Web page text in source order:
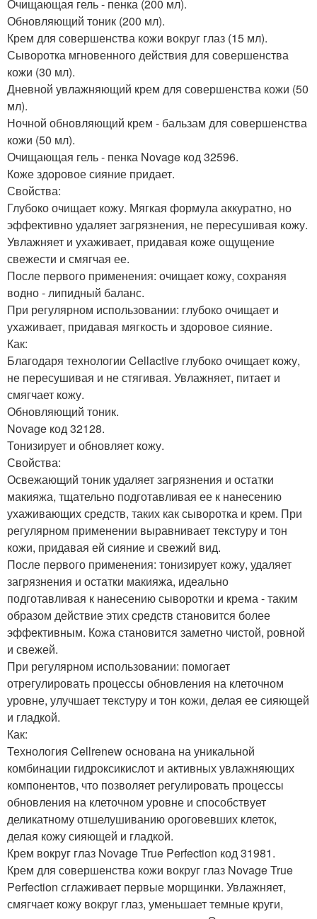
Очищающая гель - пенка (200 мл).
Обновляющий тоник (200 мл).
Крем для совершенства кожи вокруг глаз (15 мл).
Сыворотка мгновенного действия для совершенства
кожи (30 мл).
Дневной увлажняющий крем для совершенства кожи (50
мл).
Ночной обновляющий крем - бальзам для совершенства
кожи (50 мл).
Очищающая гель - пенка Novage код 32596.
Коже здоровое сияние придает.
Свойства:
Глубоко очищает кожу. Мягкая формула аккуратно, но
эффективно удаляет загрязнения, не пересушивая кожу.
Увлажняет и ухаживает, придавая коже ощущение
свежести и смягчая ее.
После первого применения: очищает кожу, сохраняя
водно - липидный баланс.
При регулярном использовании: глубоко очищает и
ухаживает, придавая мягкость и здоровое сияние.
Как:
Благодаря технологии Cellactive глубоко очищает кожу,
не пересушивая и не стягивая. Увлажняет, питает и
смягчает кожу.
Обновляющий тоник.
Novage код 32128.
Тонизирует и обновляет кожу.
Свойства:
Освежающий тоник удаляет загрязнения и остатки
макияжа, тщательно подготавливая ее к нанесению
ухаживающих средств, таких как сыворотка и крем. При
регулярном применении выравнивает текстуру и тон
кожи, придавая ей сияние и свежий вид.
После первого применения: тонизирует кожу, удаляет
загрязнения и остатки макияжа, идеально
подготавливая к нанесению сыворотки и крема - таким
образом действие этих средств становится более
эффективным. Кожа становится заметно чистой, ровной
и свежей.
При регулярном использовании: помогает
отрегулировать процессы обновления на клеточном
уровне, улучшает текстуру и тон кожи, делая ее сияющей
и гладкой.
Как:
Технология Cellrenew основана на уникальной
комбинации гидроксикислот и активных увлажняющих
компонентов, что позволяет регулировать процессы
обновления на клеточном уровне и способствует
деликатному отшелушиванию ороговевших клеток,
делая кожу сияющей и гладкой.
Крем вокруг глаз Novage True Perfection код 31981.
Крем для совершенства кожи вокруг глаз Novage True
Perfection сглаживает первые морщинки. Увлажняет,
смягчает кожу вокруг глаз, уменьшает темные круги,